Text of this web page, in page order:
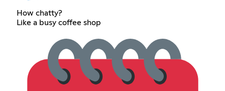
How chatty?
Like a busy coffee shop